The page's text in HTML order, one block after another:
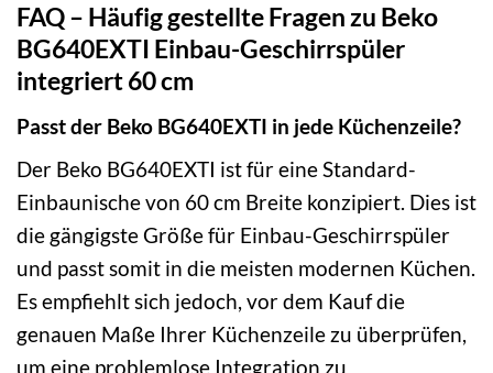
FAQ – Häufig gestellte Fragen zu Beko
BG640EXTI Einbau-Geschirrspüler
integriert 60 cm
Passt der Beko BG640EXTI in jede Küchenzeile?
Der Beko BG640EXTI ist für eine Standard-
Einbaunische von 60 cm Breite konzipiert. Dies ist
die gängigste Größe für Einbau-Geschirrspüler
und passt somit in die meisten modernen Küchen.
Es empfiehlt sich jedoch, vor dem Kauf die
genauen Maße Ihrer Küchenzeile zu überprüfen,
um eine problemlose Integration zu